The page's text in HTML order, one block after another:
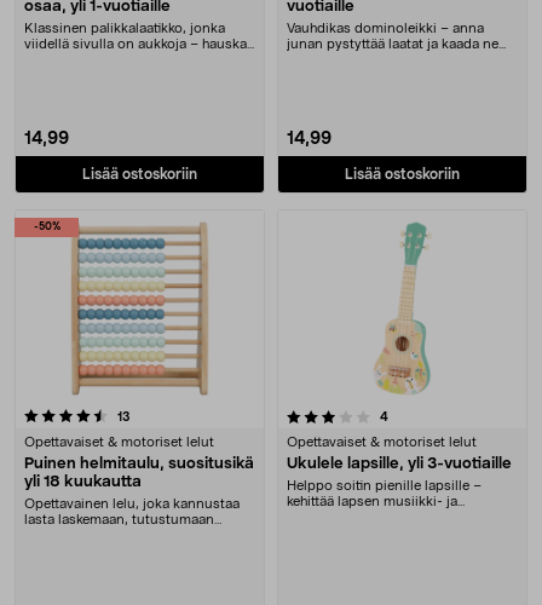
osaa, yli 1-vuotiaille
Klassinen palikkalaatikko, jonka
viidellä sivulla on aukkoja – hauska
14,99
Lisää ostoskoriin
vuotiaille
Vauhdikas dominoleikki – anna
junan pystyttää laatat ja kaada ne
14,99
Lisää ostoskoriin
-50%
13
Opettavaiset & motoriset lelut
Puinen helmitaulu, suositusikä
yli 18 kuukautta
Opettavainen lelu, joka kannustaa
lasta laskemaan, tutustumaan
3.0 viidestä tähdestä 4arvostelut
Opettavaiset & motoriset lelut
Ukulele lapsille, yli 3-vuotiaille
Helppo soitin pienille lapsille –
kehittää lapsen musiikki- ja